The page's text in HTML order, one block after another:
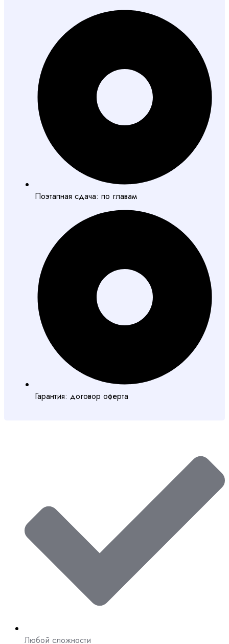
Поэтапная сдача: по главам
Гарантия: договор оферта
Любой сложности